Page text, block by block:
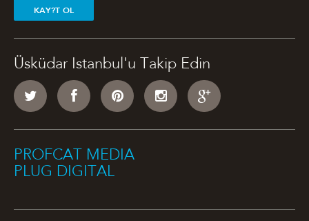
KAY?T OL
Üsküdar Istanbul'u Takip Edin
PROFCAT MEDIA
PLUG DIGITAL